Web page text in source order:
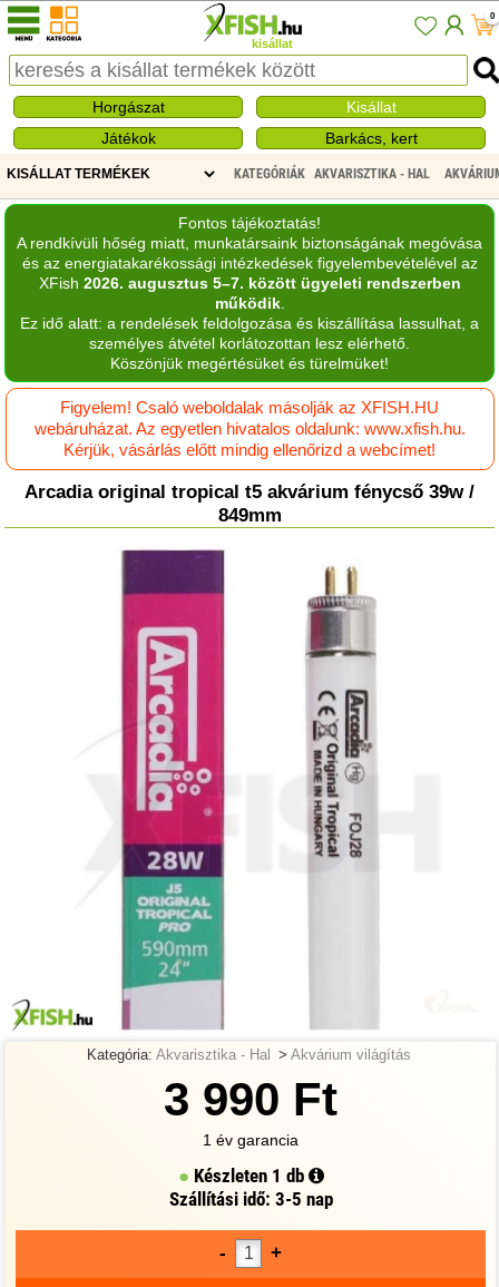
kisállat
0
Horgászat
Kisállat
Játékok
Barkács, kert
KATEGÓRIÁK AKVARISZTIKA - HAL
Fontos tájékoztatás!
A rendkívüli hőség miatt, munkatársaink biztonságának megóvása
és az energiatakarékossági intézkedések figyelembevételével az
XFish 2026. augusztus 5–7. között ügyeleti rendszerben
működik.
Ez idő alatt: a rendelések feldolgozása és kiszállítása lassulhat, a
személyes átvétel korlátozottan lesz elérhető.
Köszönjük megértésüket és türelmüket!
Figyelem! Csaló weboldalak másolják az XFISH.HU
webáruházat. Az egyetlen hivatalos oldalunk: www.xfish.hu.
Kérjük, vásárlás előtt mindig ellenőrizd a webcímet!
Arcadia original tropical t5 akvárium fénycső 39w /
849mm
Kategória:Akvarisztika - Hal > Akvárium világítás
3 990 Ft
1 év garancia
Készleten 1 db
Szállítási idő: 3-5 nap
- +